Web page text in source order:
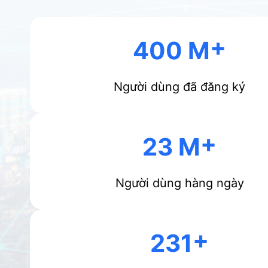
400 M
Người dùng đã đăng ký
23 M
Người dùng hàng ngày
231